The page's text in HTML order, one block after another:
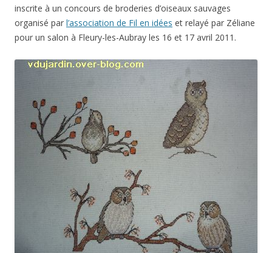
inscrite à un concours de broderies d’oiseaux sauvages
organisé par l’association de Fil en idées et relayé par Zéliane
pour un salon à Fleury-les-Aubray les 16 et 17 avril 2011.